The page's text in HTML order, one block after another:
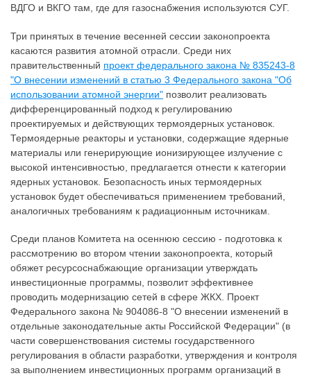
ВДГО и ВКГО там, где для газоснабжения используются СУГ.
Три принятых в течение весенней сессии законопроекта
касаются развития атомной отрасли. Среди них
правительственный проект федерального закона № 835243-8
"О внесении изменений в статью 3 Федерального закона "Об
использовании атомной энергии" позволит реализовать
дифференцированный подход к регулированию
проектируемых и действующих термоядерных установок.
Термоядерные реакторы и установки, содержащие ядерные
материалы или генерирующие ионизирующее излучение с
высокой интенсивностью, предлагается отнести к категории
ядерных установок. Безопасность иных термоядерных
установок будет обеспечиваться применением требований,
аналогичных требованиям к радиационным источникам.
Среди планов Комитета на осеннюю сессию - подготовка к
рассмотрению во втором чтении законопроекта, который
обяжет ресурсоснабжающие организации утверждать
инвестиционные программы, позволит эффективнее
проводить модернизацию сетей в сфере ЖКХ. Проект
Федерального закона № 904086-8 "О внесении изменений в
отдельные законодательные акты Российской Федерации" (в
части совершенствования системы государственного
регулирования в области разработки, утверждения и контроля
за выполнением инвестиционных программ организаций в